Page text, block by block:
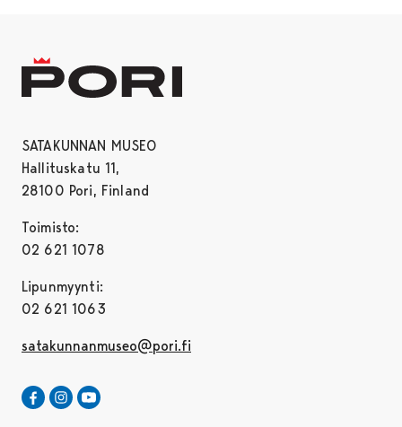
SATAKUNNAN MUSEO
Hallituskatu 11,
28100 Pori, Finland
Toimisto:
02 621 1078
Lipunmyynti:
02 621 1063
satakunnanmuseo@pori.fi
Satakunnan Museo Facebookissa
Avautuu uudessa välilehdessä
Satakunnan Museo Instagrammissa
Avautuu uudessa välilehdessä